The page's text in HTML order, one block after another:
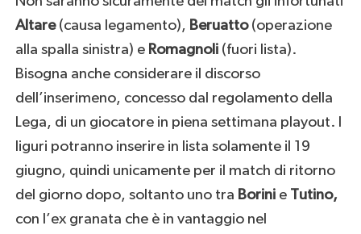
Altare(causa legamento), Beruatto(operazione
alla spalla sinistra) e Romagnoli(fuori lista).
Bisogna anche considerare il discorso
dell’inserimeno, concesso dal regolamento della
Lega, di un giocatore in piena settimana playout. I
liguri potranno inserire in lista solamente il 19
giugno, quindi unicamente per il match di ritorno
del giorno dopo, soltanto uno tra Borinie Tutino,
con l’ex granata che è in vantaggio nel